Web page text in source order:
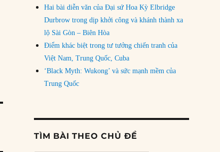
Hai bài diễn văn của Đại sứ Hoa Kỳ Elbridge
Durbrow trong dịp khởi công và khánh thành xa
lộ Sài Gòn – Biên Hòa
Điểm khác biệt trong tư tưởng chiến tranh của
Việt Nam, Trung Quốc, Cuba
‘Black Myth: Wukong’ và sức mạnh mềm của
Trung Quốc
TÌM BÀI THEO CHỦ ĐỀ